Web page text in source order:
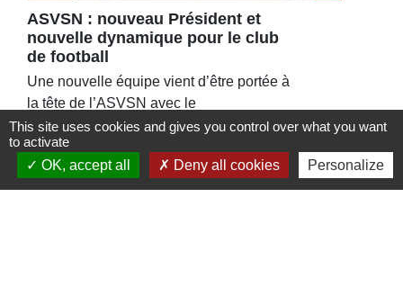
ASVSN : nouveau Président et
nouvelle dynamique pour le club
de football
Une nouvelle équipe vient d’être portée à
la tête de l’ASVSN avec le
renouvellement du bureau à 95%.
This site uses cookies and gives you control over what you want
to activate
OK, accept all
Deny all cookies Personalize